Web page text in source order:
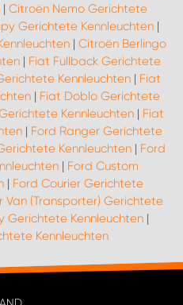
| Citroën Nemo Gerichtete
Gerichtete Kennleuchten|
| Citroën Berlingo
| Fiat Fullback Gerichtete
Kennleuchten | Fiat
| Fiat Doblo Gerichtete
Kennleuchten| Fiat
| Ford Ranger Gerichtete
Kennleuchten| Ford
| Ford Custom
| Ford Courier Gerichtete
Van (Transporter) Gerichtete
Gerichtete Kennleuchten|
Kennleuchten